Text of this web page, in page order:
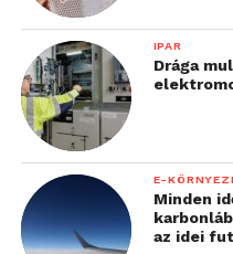
IPAR
Drága
E-
Minden
az idei